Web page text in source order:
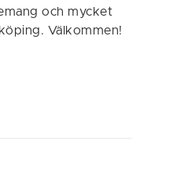
och mycket
Välkommen!